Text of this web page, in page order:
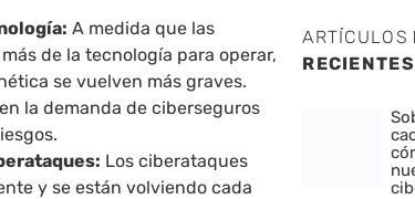
A medida que las
de la tecnología para operar,
se vuelven más graves.
la demanda de ciberseguros
Los ciberataques
y se están volviendo cada
ARTÍCULOS
RECIENTES